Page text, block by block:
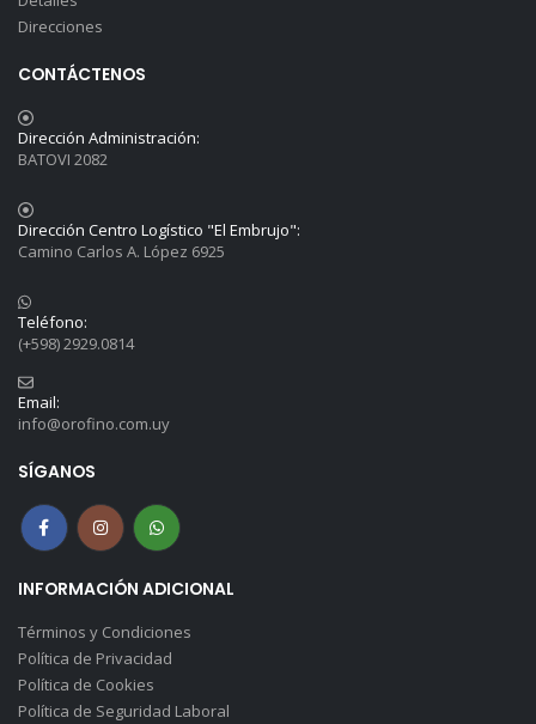
Direcciones
CONTÁCTENOS
Dirección Administración:
BATOVI 2082
Dirección Centro Logístico "El Embrujo":
Camino Carlos A. López 6925
Teléfono:
(+598) 2929.0814
Email:
info@orofino.com.uy
SÍGANOS
INFORMACIÓN ADICIONAL
Términos y Condiciones
Política de Privacidad
Política de Cookies
Política de Seguridad Laboral